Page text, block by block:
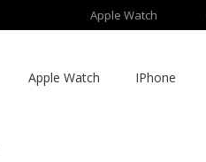
Apple Watch
Apple Watch IPhone